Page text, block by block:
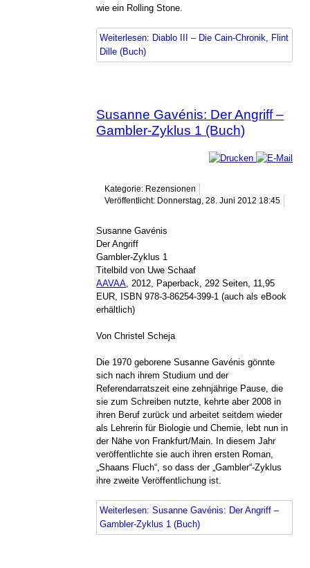
wie ein Rolling Stone.
Weiterlesen: Diablo III – Die Cain-Chronik, Flint
Dille (Buch)
Susanne Gavénis: Der Angriff –
Gambler-Zyklus 1 (Buch)
Kategorie: Rezensionen
Veröffentlicht: Donnerstag, 28. Juni 2012 18:45
Susanne Gavénis
Der Angriff
Gambler-Zyklus 1
Titelbild von Uwe Schaaf
AAVAA , 2012, Paperback, 292 Seiten, 11,95
EUR, ISBN 978-3-86254-399-1 (auch als eBook
erhältlich)
Von Christel Scheja
Die 1970 geborene Susanne Gavénis gönnte
sich nach ihrem Studium und der
Referendarratszeit eine zehnjährige Pause, die
sie zum Schreiben nutzte, kehrte aber 2008 in
ihren Beruf zurück und arbeitet seitdem wieder
als Lehrerin für Biologie und Chemie, lebt nun in
der Nähe von Frankfurt/Main. In diesem Jahr
veröffentlichte sie auch ihren ersten Roman,
„Shaans Fluch“, so dass der „Gambler“-Zyklus
ihre zweite Veröffentlichung ist.
Weiterlesen: Susanne Gavénis: Der Angriff –
Gambler-Zyklus 1 (Buch)